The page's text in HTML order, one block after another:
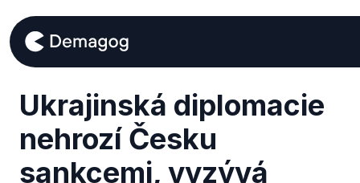
Ukrajinská diplomacie
nehrozí Česku
sankcemi, vyzývá